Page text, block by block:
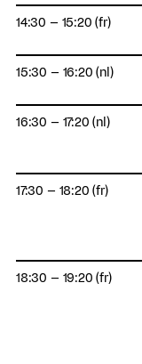
14:30 – 15:20 (fr)
15:30 – 16:20 (nl)
16:30 – 17:20 (nl)
17:30 – 18:20 (fr)
18:30 – 19:20 (fr)